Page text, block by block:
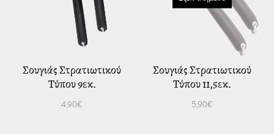
Σουγιάς Στρατιωτικού
Τύπου 9εκ.
4,90€
Σουγιάς Στρατιωτικού
Τύπου 11,5εκ.
5,90€